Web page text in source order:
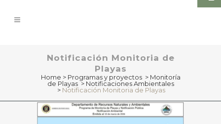
Notificación Monitoria de
Playas
Home > Programas y proyectos > Monitoría
de Playas > Notificaciones Ambientales
> Notificación Monitoria de Playas